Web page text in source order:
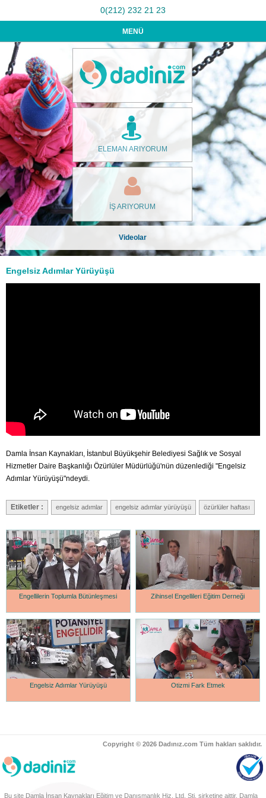
0(212) 232 21 23
MENÜ
ELEMAN ARIYORUM
İŞ ARIYORUM
Videolar
Engelsiz Adımlar Yürüyüşü
Damla İnsan Kaynakları, İstanbul Büyükşehir Belediyesi Sağlık ve Sosyal
Hizmetler Daire Başkanlığı Özürlüler Müdürlüğü'nün düzenlediği "Engelsiz
Adımlar Yürüyüşü"ndeydi.
Etiketler : engelsiz adımlar engelsiz adımlar yürüyüşü özürlüler haftası
Engellilerin Toplumla Bütünleşmesi Zihinsel Engellileri Eğitim Derneği
Engelsiz Adımlar Yürüyüşü Otizmi Fark Etmek
Copyright © 2026 Dadınız.com Tüm hakları saklıdır.
Bu site Damla İnsan Kaynakları Eğitim ve Danışmanlık Hiz. Ltd. Şti. şirketine aittir. Damla